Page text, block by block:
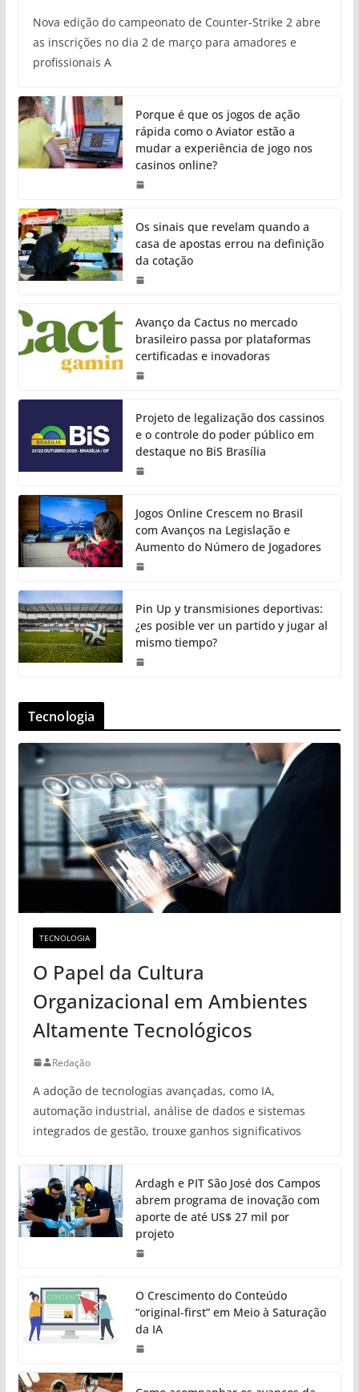
Nova edição do campeonato de Counter-Strike 2 abre
as inscrições no dia 2 de março para amadores e
profissionais A
Porque é que os jogos de ação
rápida como o Aviator estão a
mudar a experiência de jogo nos
casinos online?
Os sinais que revelam quando a
casa de apostas errou na definição
da cotação
Avanço da Cactus no mercado
brasileiro passa por plataformas
certificadas e inovadoras
Projeto de legalização dos cassinos
e o controle do poder público em
destaque no BiS Brasília
Jogos Online Crescem no Brasil
com Avanços na Legislação e
Aumento do Número de Jogadores
Pin Up y transmisiones deportivas:
¿es posible ver un partido y jugar al
mismo tiempo?
Tecnologia
TECNOLOGIA
O Papel da Cultura
Organizacional em Ambientes
Altamente Tecnológicos
Redação
A adoção de tecnologias avançadas, como IA,
automação industrial, análise de dados e sistemas
integrados de gestão, trouxe ganhos significativos
Ardagh e PIT São José dos Campos
abrem programa de inovação com
aporte de até US$ 27 mil por
projeto
O Crescimento do Conteúdo
“original-first” em Meio à Saturação
da IA